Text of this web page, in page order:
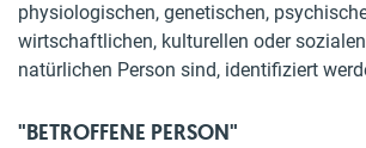
physiologischen, genetischen,
wirtschaftlichen, kulturellen oder
natürlichen Person sind, identifiziert
"BETROFFENE PERSON"